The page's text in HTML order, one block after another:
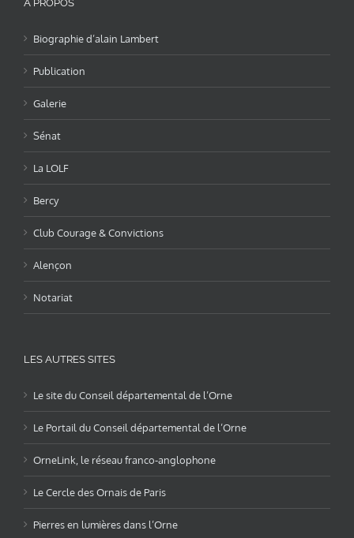
A PROPOS
Biographie d’alain Lambert
Publication
Galerie
Sénat
La LOLF
Bercy
Club Courage & Convictions
Alençon
Notariat
LES AUTRES SITES
Le site du Conseil départemental de l’Orne
Le Portail du Conseil départemental de l’Orne
OrneLink, le réseau franco-anglophone
Le Cercle des Ornais de Paris
Pierres en lumières dans l’Orne